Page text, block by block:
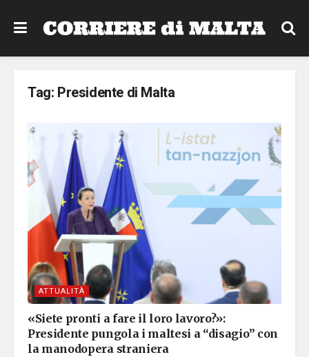
Tag: Presidente di Malta
ATTUALITÀ
«Siete pronti a fare il loro lavoro?»:
Presidente pungola i maltesi a “disagio” con
la manodopera straniera